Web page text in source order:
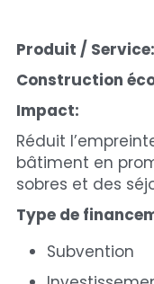
Produit / Service:
Construction
Impact:
Réduit
bâtiment en
sobres et des
Type de
Subvention